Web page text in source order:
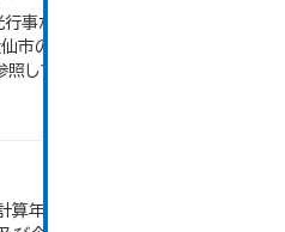
事が開催されなかったもの
仙市の統計「15-1 主要観光行
しています。
年報。市町村民所得は、雇